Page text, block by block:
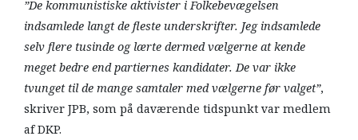
”De kommunistiske aktivister i Folkebevægelsen
indsamlede langt de fleste underskrifter. Jeg indsamlede
selv flere tusinde og lærte dermed vælgerne at kende
meget bedre end partiernes kandidater. De var ikke
tvunget til de mange samtaler med vælgerne før valget”,
skriver JPB, som på daværende tidspunkt var medlem
af DKP.